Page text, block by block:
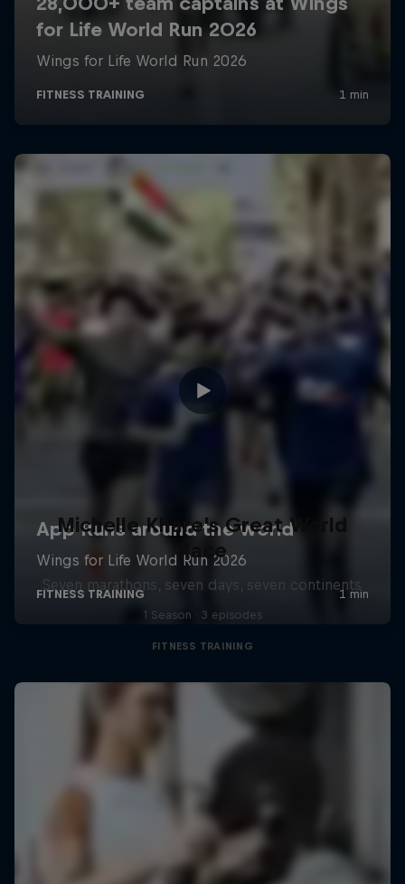
Michelle Khare's Great World
Race
Seven marathons, seven days, seven continents
1 Season · 3 episodes
FITNESS TRAINING